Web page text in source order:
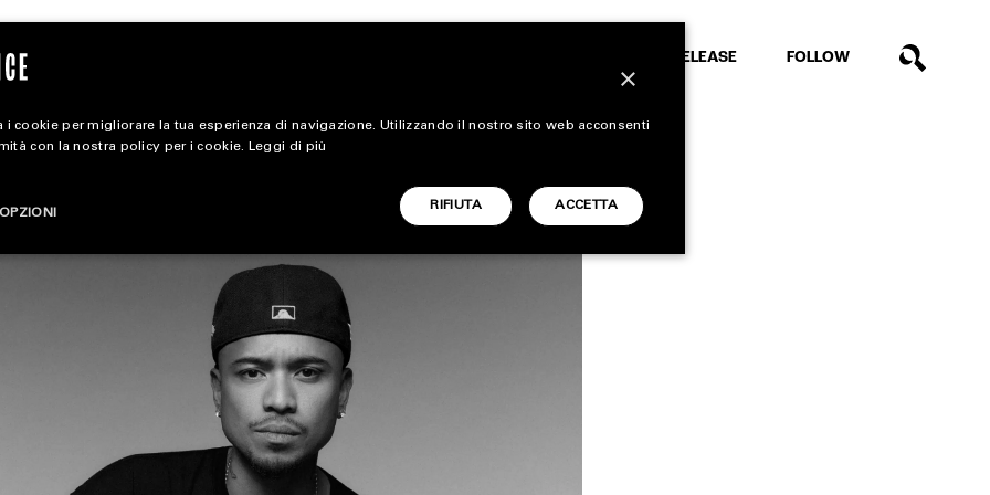
CARICA ALTRI
RELEASE FOLLOW
STYLE
FOOTWEAR
ACCESSORIES
×
i cookie per migliorare la tua esperienza di navigazione. Utilizzando il nostro sito web acconsenti
con la nostra policy per i cookie. Leggi di più
ACCETTA
RIFIUTA